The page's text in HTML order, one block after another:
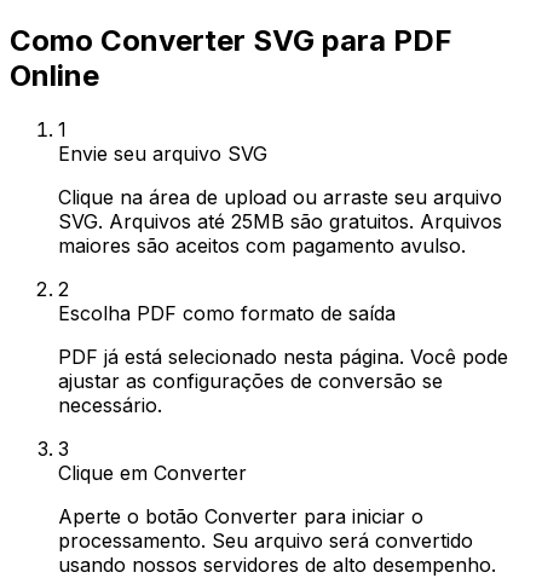
Como Converter SVG para PDF
Online
1
Envie seu arquivo SVG
Clique na área de upload ou arraste seu arquivo
SVG. Arquivos até 25MB são gratuitos. Arquivos
maiores são aceitos com pagamento avulso.
2
Escolha PDF como formato de saída
PDF já está selecionado nesta página. Você pode
ajustar as configurações de conversão se
necessário.
3
Clique em Converter
Aperte o botão Converter para iniciar o
processamento. Seu arquivo será convertido
usando nossos servidores de alto desempenho.